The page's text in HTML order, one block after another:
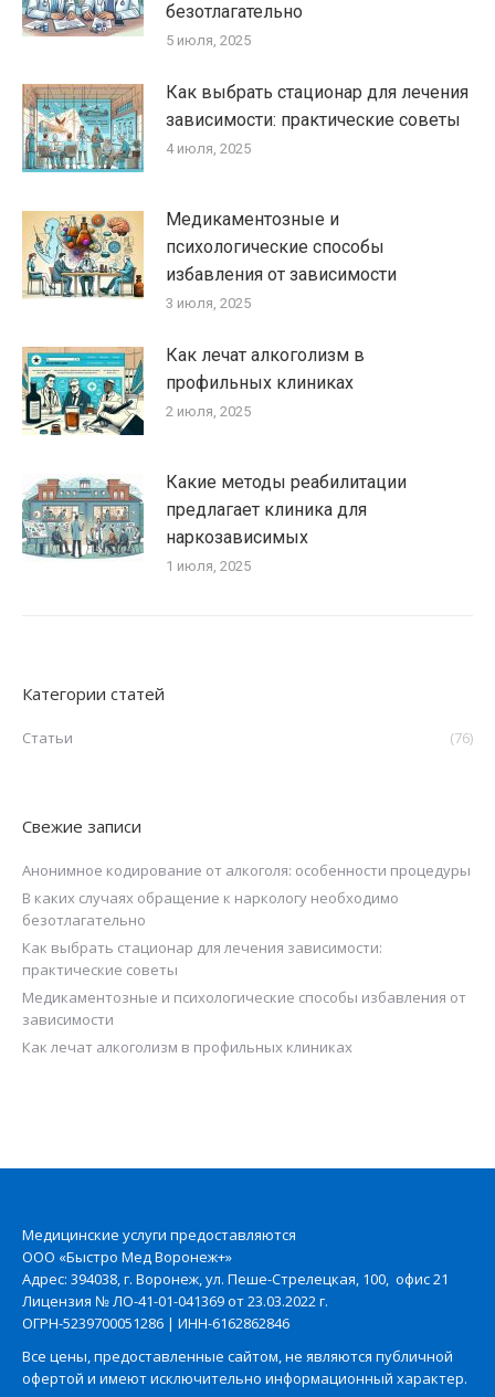
безотлагательно
5 июля, 2025
Как выбрать стационар для лечения
зависимости: практические советы
4 июля, 2025
Медикаментозные и
психологические способы
избавления от зависимости
3 июля, 2025
Как лечат алкоголизм в
профильных клиниках
2 июля, 2025
Какие методы реабилитации
предлагает клиника для
наркозависимых
1 июля, 2025
Категории статей
Статьи (76)
Свежие записи
Анонимное кодирование от алкоголя: особенности процедуры
В каких случаях обращение к наркологу необходимо
безотлагательно
Как выбрать стационар для лечения зависимости:
практические советы
Медикаментозные и психологические способы избавления от
зависимости
Как лечат алкоголизм в профильных клиниках
Медицинские услуги предоставляются
ООО «Быстро Мед Воронеж+»
Адрес: 394038, г. Воронеж, ул. Пеше-Стрелецкая, 100, офис 21
Лицензия № ЛО-41-01-041369 от 23.03.2022 г.
ОГРН-5239700051286 | ИНН-6162862846
Все цены, предоставленные сайтом, не являются публичной
офертой и имеют исключительно информационный характер.